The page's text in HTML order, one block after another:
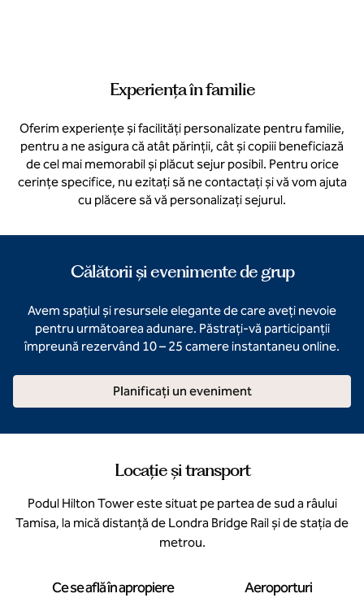
Experiența în familie
Oferim experiențe și facilități personalizate pentru familie,
pentru a ne asigura că atât părinții, cât și copiii beneficiază
de cel mai memorabil și plăcut sejur posibil. Pentru orice
cerințe specifice, nu ezitați să ne contactați și vă vom ajuta
cu plăcere să vă personalizați sejurul.
Călătorii și evenimente de grup
Avem spațiul și resursele elegante de care aveți nevoie
pentru următoarea adunare. Păstrați-vă participanții
împreună rezervând 10 – 25 camere instantaneu online.
Planificați un eveniment
Locație și transport
Podul Hilton Tower este situat pe partea de sud a râului
Tamisa, la mică distanță de Londra Bridge Rail și de stația de
metrou.
Ce se află în apropiere Aeroporturi